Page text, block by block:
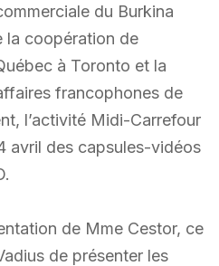
du Burkina
la coopération de
à Toronto et la
francophones de
l’activité Midi-Carrefour
avril des capsules-vidéos
de Mme Cestor, ce
de présenter les